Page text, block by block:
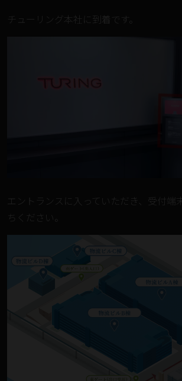
チューリング本社に到着です。
エントランスに入っていただき、受付端
ちください。